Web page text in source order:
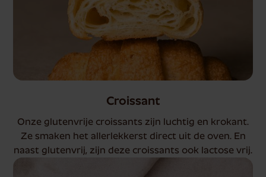
Croissant
Onze glutenvrije croissants zijn luchtig en krokant.
Ze smaken het allerlekkerst direct uit de oven. En
naast glutenvrij, zijn deze croissants ook lactose vrij.